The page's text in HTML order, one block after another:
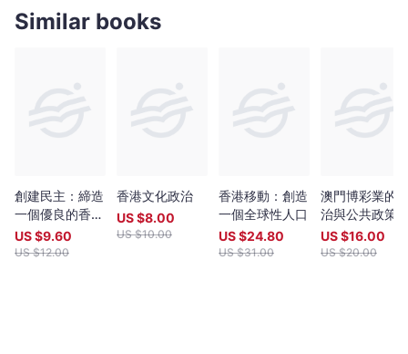
Similar books
創建民主：締造
一個優良的香港
特區政府
US $9.60
US $12.00
香港文化政治
US $8.00
US $10.00
香港移動：創造
一個全球性人口
US $24.80
US $31.00
澳門博彩業的
治與公共政策
US $16.00
US $20.00